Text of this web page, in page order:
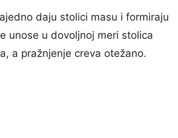
daju stolici masu i formiraju
unose u dovoljnoj meri stolica
a pražnjenje creva otežano.